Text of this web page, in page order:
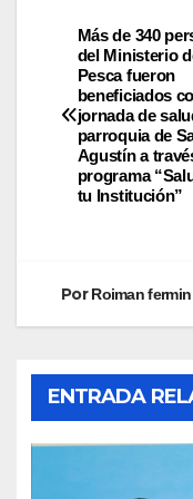
Más de 340
del Ministerio
Pesca fueron
beneficiados
jornada de
parroquia de
Agustín a
programa
tu Institución”
PorRoiman
ENTRADA